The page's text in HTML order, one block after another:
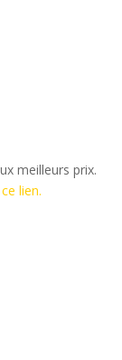
meilleurs prix.
ce lien.